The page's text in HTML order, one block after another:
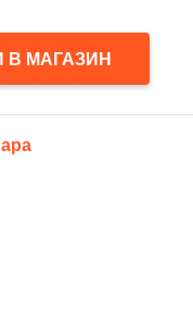
В МАГАЗИН